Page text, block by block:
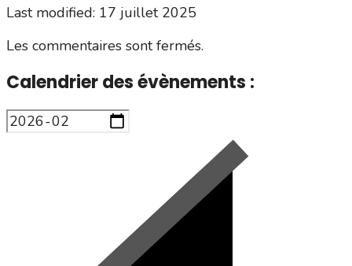
Last modified: 17 juillet 2025
Les commentaires sont fermés.
Calendrier des évènements :